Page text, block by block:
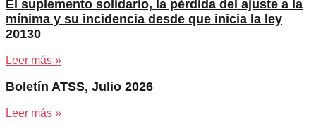
El suplemento solidario, la pérdida del ajuste a la
mínima y su incidencia desde que inicia la ley
20130
Leer más »
Boletín ATSS, Julio 2026
Leer más »